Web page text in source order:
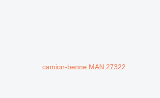
camion-benne MAN 27322